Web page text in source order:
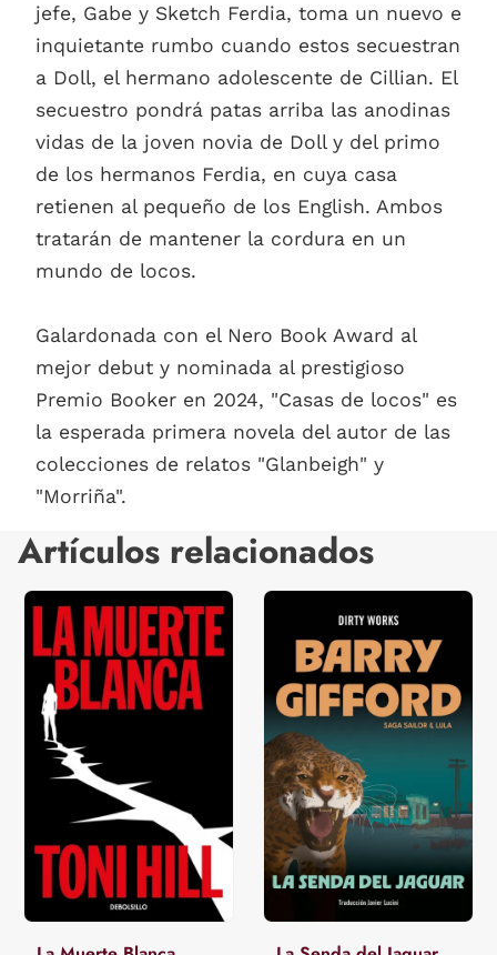
jefe, Gabe y Sketch Ferdia, toma un nuevo e
inquietante rumbo cuando estos secuestran
a Doll, el hermano adolescente de Cillian. El
secuestro pondrá patas arriba las anodinas
vidas de la joven novia de Doll y del primo
de los hermanos Ferdia, en cuya casa
retienen al pequeño de los English. Ambos
tratarán de mantener la cordura en un
mundo de locos.
Galardonada con el Nero Book Award al
mejor debut y nominada al prestigioso
Premio Booker en 2024, "Casas de locos" es
la esperada primera novela del autor de las
colecciones de relatos "Glanbeigh" y
"Morriña".
Artículos relacionados